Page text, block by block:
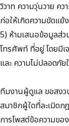
วิวาท ความวุ่นวาย ค
ก่อให้เกิดความขัดแย้
5) ห้ามเสนอข้อมูลส่
โทรศัพท์ ที่อยู่ โดยมี
และ ความไม่ปลอดภั
ทีมงานผู้ดูแล ขอสง
สมาชิกผู้ใดที่ละเมิด
การโพสต์ข้อความข